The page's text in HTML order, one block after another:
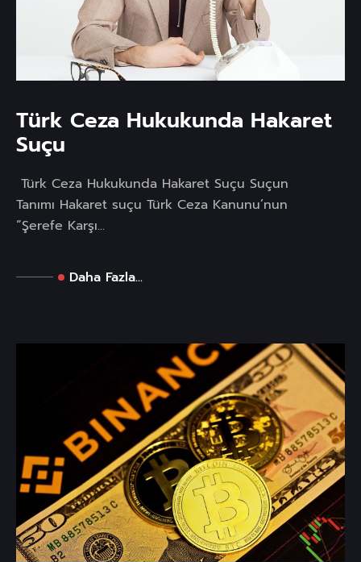
Türk Ceza Hukukunda Hakaret
Suçu
Türk Ceza Hukukunda Hakaret Suçu Suçun
Tanımı Hakaret suçu Türk Ceza Kanunu’nun
“Şerefe Karşı...
Daha Fazla...